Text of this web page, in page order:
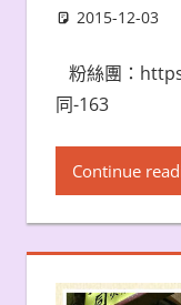
2015-12-03
粉絲團：
同-163
Continue